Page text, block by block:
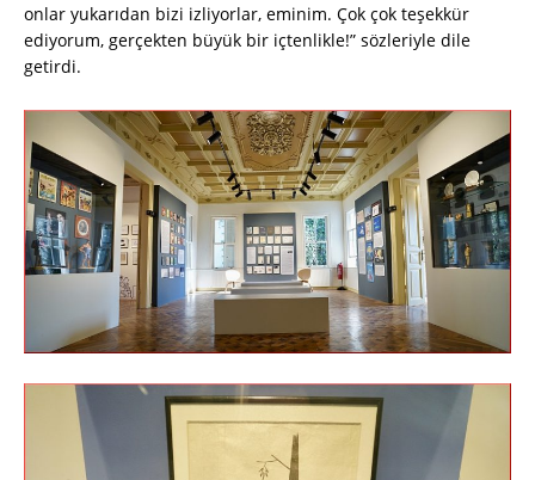
onlar yukarıdan bizi izliyorlar, eminim. Çok çok teşekkür
ediyorum, gerçekten büyük bir içtenlikle!” sözleriyle dile
getirdi.